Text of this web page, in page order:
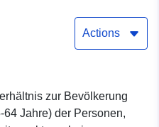
Actions
zur Bevölkerung
Jahre) der Personen,